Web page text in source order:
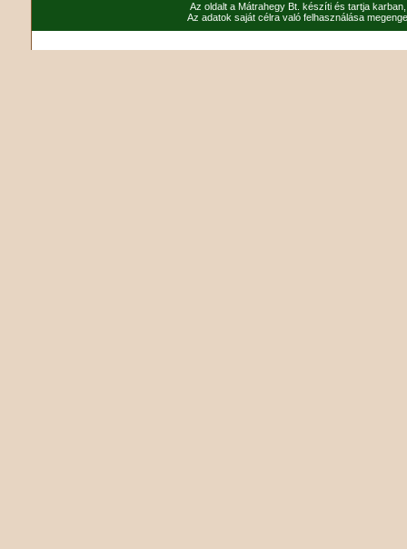
Az oldalt a Mátrahegy Bt. készíti és tartja
Az adatok saját célra való felhasználása